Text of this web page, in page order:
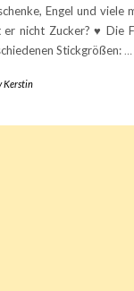
Engel und viele
er nicht Zucker? ♥ Die
Stickgrößen: …
Kerstin